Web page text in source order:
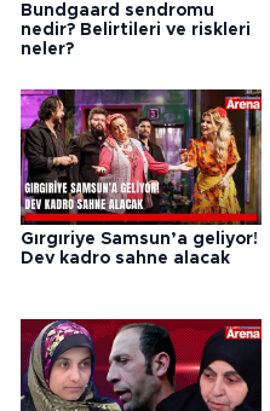
Bundgaard sendromu
nedir? Belirtileri ve riskleri
neler?
Gırgıriye Samsun’a geliyor!
Dev kadro sahne alacak